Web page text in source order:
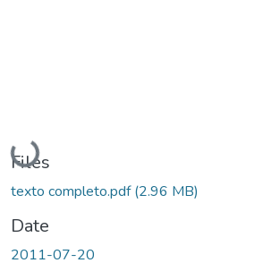
Loading...
Files
texto completo.pdf(2.96 MB)
Date
2011-07-20